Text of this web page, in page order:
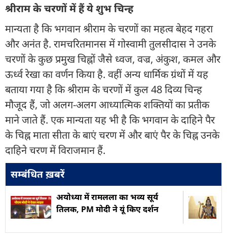
श्रीराम के चरणों में हैं ये शुभ चिन्ह
मान्यता है कि भगवान श्रीराम के चरणों का महत्व बेहद गहरा
और अनंत है. रामचरितमानस में गोस्वामी तुलसीदास ने उनके
चरणों के कुछ प्रमुख चिह्नों जैसे ध्वज, वज्र, अंकुश, कमल और
ऊर्ध्व रेखा का वर्णन किया है. वहीं अन्य धार्मिक ग्रंथों में यह
बताया गया है कि श्रीराम के चरणों में कुल 48 दिव्य चिन्ह
मौजूद हैं, जो अलग-अलग आध्यात्मिक शक्तियों का प्रतीक
माने जाते हैं. एक मान्यता यह भी है कि भगवान के दाहिने पैर
के चिह्न माता सीता के बाएं चरण में और बाएं पैर के चिह्न उनके
दाहिने चरण में विराजमान हैं.
सम्बंधित ख़बरें
अयोध्या में रामलला का भव्य सूर्य
तिलक, PM मोदी ने यूं किए दर्शन